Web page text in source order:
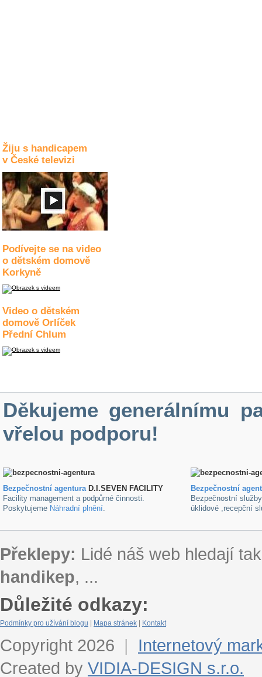
Žiju s handicapem
v České televizi
Podívejte se na video
o dětském domově
Korkyně
Video o dětském
domově Orlíček
Přední Chlum
Děkujeme generálnímu
vřelou podporu!
Bezpečnostní agenturaD.I.SEVEN FACILITY
Facility management a podpůrné činnosti.
Poskytujeme Náhradní plnění.
Bezpečnostní
Bezpečnostní
úklidové ,recepční
Překlepy: Lidé náš web hledají
handikep, ...
Důležité odkazy:
Podmínky pro užívání blogu Mapa stránek Kontakt
Copyright 2026 |
Internetový
Created by VIDIA-DESIGN s.r.o.